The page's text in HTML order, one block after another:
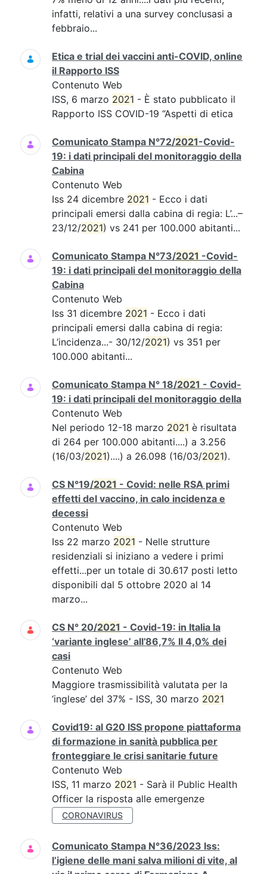
infatti, relativi a una survey conclusasi a
febbraio...
Etica e trial dei vaccini anti-COVID, online
il Rapporto ISS
Contenuto Web
ISS, 6 marzo 2021 - È stato pubblicato il
Rapporto ISS COVID-19 “Aspetti di etica
Comunicato Stampa N°72/2021-Covid-
19: i dati principali del monitoraggio della
Cabina
Contenuto Web
Iss 24 dicembre 2021 - Ecco i dati
principali emersi dalla cabina di regia: L’...–
23/12/2021) vs 241 per 100.000 abitanti...
Comunicato Stampa N°73/2021 -Covid-
19: i dati principali del monitoraggio della
Cabina
Contenuto Web
Iss 31 dicembre 2021 - Ecco i dati
principali emersi dalla cabina di regia:
L’incidenza...- 30/12/2021) vs 351 per
100.000 abitanti...
Comunicato Stampa N° 18/2021 - Covid-
19: i dati principali del monitoraggio della
Contenuto Web
Nel periodo 12-18 marzo 2021 è risultata
di 264 per 100.000 abitanti....) a 3.256
(16/03/2021)....) a 26.098 (16/03/2021).
CS N°19/2021 - Covid: nelle RSA primi
effetti del vaccino, in calo incidenza e
decessi
Contenuto Web
Iss 22 marzo 2021 - Nelle strutture
residenziali si iniziano a vedere i primi
effetti...per un totale di 30.617 posti letto
disponibili dal 5 ottobre 2020 al 14
marzo...
CS N° 20/2021 - Covid-19: in Italia la
‘variante inglese’ all’86,7% Il 4,0% dei
casi
Contenuto Web
Maggiore trasmissibilità valutata per la
‘inglese’ del 37% - ISS, 30 marzo 2021
Covid19: al G20 ISS propone piattaforma
di formazione in sanità pubblica per
fronteggiare le crisi sanitarie future
Contenuto Web
ISS, 11 marzo 2021 - Sarà il Public Health
Officer la risposta alle emergenze
CORONAVIRUS
Comunicato Stampa N°36/2023 Iss:
l’igiene delle mani salva milioni di vite, al